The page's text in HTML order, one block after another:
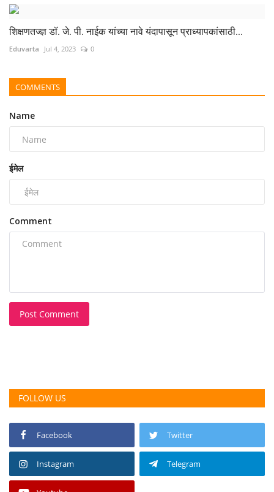
शिक्षणतज्ज्ञ डॉ. जे. पी. नाईक यांच्या नावे यंदापासून प्राध्यापकांसाठी...
Eduvarta Jul 4, 2023 0
COMMENTS
Name
ईमेल
Comment
Post Comment
FOLLOW US
Facebook Twitter
Instagram Telegram